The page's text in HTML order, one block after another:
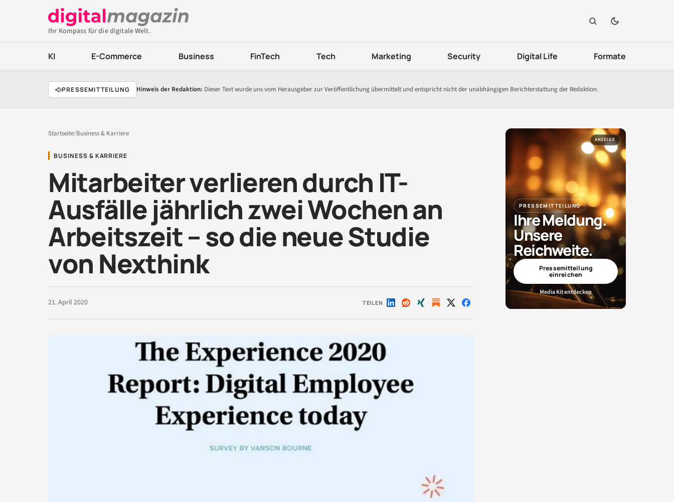
Ihr Kompass für die digitale Welt.
KI E-Commerce Business FinTech Tech Marketing Security Digital Life Formate
PRESSEMITTEILUNG Hinweis der Redaktion: Dieser Text wurde uns vom Herausgeber zur Veröffentlichung übermittelt und entspricht nicht der unabhängigen Berichterstattung der Redaktion.
Startseite/Business & Karriere
BUSINESS & KARRIERE
Mitarbeiter verlieren durch IT-
Ausfälle jährlich zwei Wochen an
Arbeitszeit – so die neue Studie
von Nexthink
21. April 2020 TEILEN Auf Auf Auf Auf Auf
ANZEIGE
PRESSEMITTEILUNG
Ihre Meldung.
Unsere
Reichweite.
Pressemitteilung
einreichen
Media Kit entdecken